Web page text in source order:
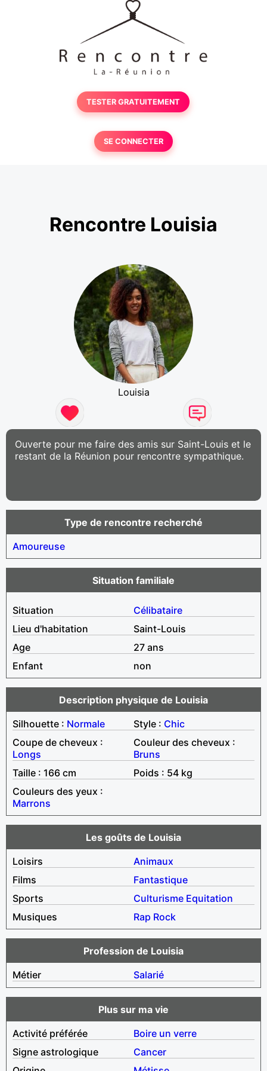
TESTER GRATUITEMENT
SE CONNECTER
Rencontre Louisia
Louisia
Ouverte pour me faire des amis sur Saint-Louis et le
restant de la Réunion pour rencontre sympathique.
Type de rencontre recherché
Amoureuse
Situation familiale
Situation
Célibataire
Lieu d'habitation
Saint-Louis
Age
27 ans
Enfant
non
Description physique de Louisia
Silhouette : Normale Style : Chic
Coupe de cheveux :
Longs
Couleur des cheveux :
Bruns
Taille : 166 cm
Poids : 54 kg
Couleurs des yeux :
Marrons
Les goûts de Louisia
Loisirs
Animaux
Films
Fantastique
Sports
Culturisme Equitation
Musiques
Rap Rock
Profession de Louisia
Métier
Salarié
Plus sur ma vie
Activité préférée
Boire un verre
Signe astrologique
Cancer